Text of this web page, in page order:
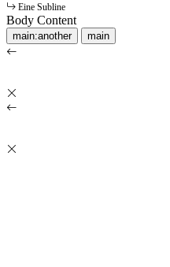
Eine Subline
Body Content
main:another main